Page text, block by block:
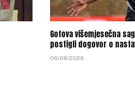
Gotova višemjesečna
postigli dogovor o
06/08/2026